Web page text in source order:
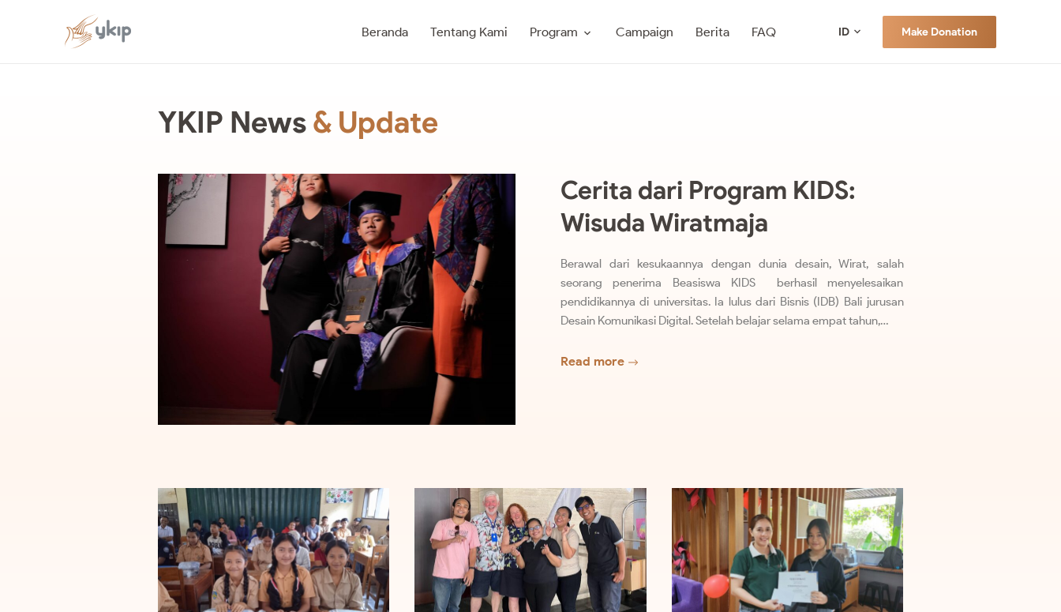
Beranda Tentang Kami Program Campaign Berita FAQ ID Make Donation
YKIP News& Update
Cerita dari Program KIDS:
Wisuda Wiratmaja
Berawal dari kesukaannya dengan dunia desain, Wirat, salah
seorang penerima Beasiswa KIDS berhasil menyelesaikan
pendidikannya di universitas. Ia lulus dari Bisnis (IDB) Bali jurusan
Desain Komunikasi Digital. Setelah belajar selama empat tahun,…
Read more